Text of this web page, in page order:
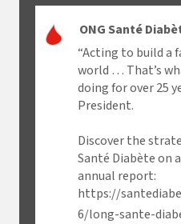
ONG Santé
“Acting to build a
world … That’s
doing for over 25
President.
Discover the
Santé Diabète on
annual report:
https://
6/long-sante-